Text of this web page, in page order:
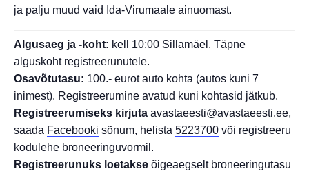
ja palju muud vaid Ida-Virumaale ainuomast.
Algusaeg ja -koht: kell 10:00 Sillamäel. Täpne
alguskoht registreerunutele.
Osavõtutasu: 100.- eurot auto kohta (autos kuni 7
inimest). Registreerumine avatud kuni kohtasid jätkub.
Registreerumiseks kirjuta avastaeesti@avastaeesti.ee,
saada Facebooki sõnum, helista 5223700 või registreeru
kodulehe broneeringuvormil.
Registreerunuks loetakse õigeaegselt broneeringutasu